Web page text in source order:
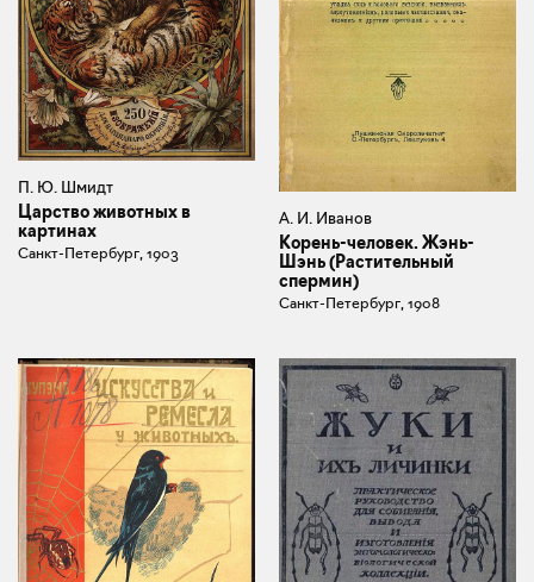
П. Ю. Шмидт
Царство животных в
картинах
Санкт-Петербург, 1903
А. И. Иванов
Корень-человек. Жэнь-
Шэнь (Растительный
спермин)
Санкт-Петербург, 1908